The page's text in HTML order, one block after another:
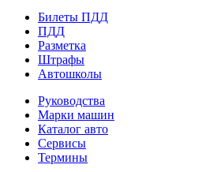
Билеты ПДД
ПДД
Разметка
Штрафы
Автошколы
Руководства
Марки машин
Каталог авто
Сервисы
Термины